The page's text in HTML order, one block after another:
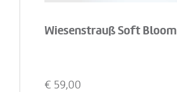
Wiesenstrauß Soft Bloom
€ 59,00